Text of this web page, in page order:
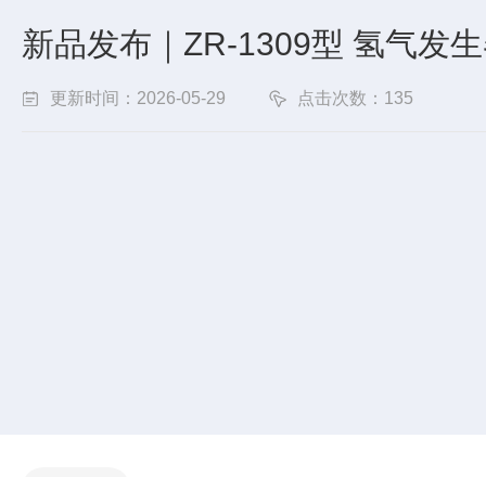
新品发布｜ZR-1309型 氢气发
更新时间：2026-05-29 点击次数：135